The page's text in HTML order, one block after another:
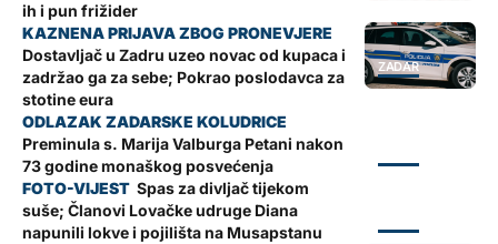
ih i pun frižider
ZADAR
Dostavljač u Zadru uzeo novac od kupaca i
zadržao ga za sebe; Pokrao poslodavca za
stotine eura
Preminula s. Marija Valburga Petani nakon
73 godine monaškog posvećenja
Spas za divljač tijekom
suše; Članovi Lovačke udruge Diana
napunili lokve i pojilišta na Musapstanu